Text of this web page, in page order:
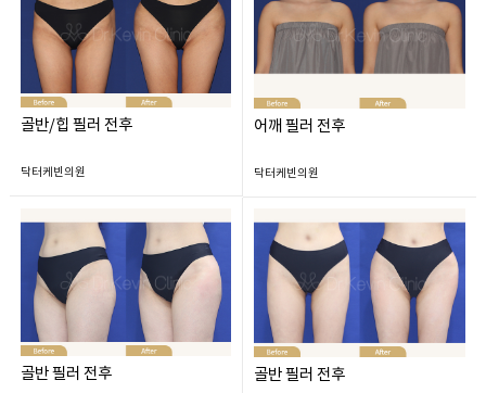
골반/힙 필러 전후
닥터케빈의원
어깨 필러 전후
닥터케빈의원
골반 필러 전후 골반 필러 전후